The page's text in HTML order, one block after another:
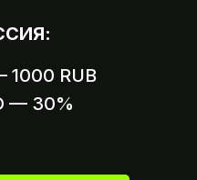
1000 RUB
— 30%
аккаунта
2
на оплату,